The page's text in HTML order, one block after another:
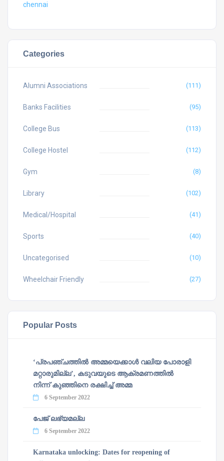
chennai
Categories
Alumni Associations (111)
Banks Facilities (95)
College Bus (113)
College Hostel (112)
Gym (8)
Library (102)
Medical/Hospital (41)
Sports (40)
Uncategorised (10)
Wheelchair Friendly (27)
Popular Posts
‘പ്രപഞ്ചത്തില്‍ അമ്മയെക്കാള്‍ വലിയ പോരാളി
മറ്റാരുമില്ല’, കടുവയുടെ ആക്രമണത്തില്‍
നിന്ന് കുഞ്ഞിനെ രക്ഷിച്ച് അമ്മ
6 September 2022
പേജ് ലഭ്യമല്ല
6 September 2022
Karnataka unlocking: Dates for reopening of